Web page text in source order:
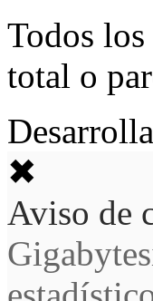
Todos
total o
✖
Aviso de